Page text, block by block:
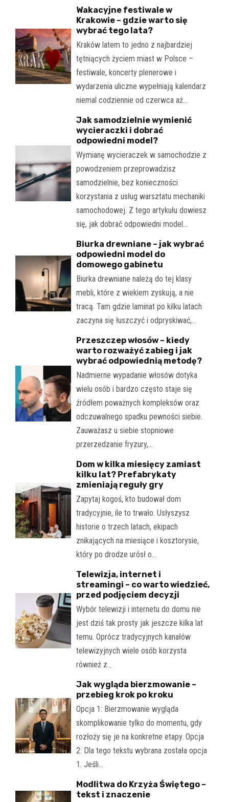
Wakacyjne festiwale w
Krakowie – gdzie warto się
wybrać tego lata?
Kraków latem to jedno z najbardziej
tętniących życiem miast w Polsce –
festiwale, koncerty plenerowe i
wydarzenia uliczne wypełniają kalendarz
niemal codziennie od czerwca aż…
Jak samodzielnie wymienić
wycieraczki i dobrać
odpowiedni model?
Wymianę wycieraczek w samochodzie z
powodzeniem przeprowadzisz
samodzielnie, bez konieczności
korzystania z usług warsztatu mechaniki
samochodowej. Z tego artykułu dowiesz
się, jak dobrać odpowiedni model…
Biurka drewniane – jak wybrać
odpowiedni model do
domowego gabinetu
Biurka drewniane należą do tej klasy
mebli, które z wiekiem zyskują, a nie
tracą. Tam gdzie laminat po kilku latach
zaczyna się łuszczyć i odpryskiwać,…
Przeszczep włosów – kiedy
warto rozważyć zabieg i jak
wybrać odpowiednią metodę?
Nadmierne wypadanie włosów dotyka
wielu osób i bardzo często staje się
źródłem poważnych kompleksów oraz
odczuwalnego spadku pewności siebie.
Zauważasz u siebie stopniowe
przerzedzanie fryzury,…
Dom w kilka miesięcy zamiast
kilku lat? Prefabrykaty
zmieniają reguły gry
Zapytaj kogoś, kto budował dom
tradycyjnie, ile to trwało. Usłyszysz
historie o trzech latach, ekipach
znikających na miesiące i kosztorysie,
który po drodze urósł o…
Telewizja, internet i
streamingi – co warto wiedzieć,
przed podjęciem decyzji
Wybór telewizji i internetu do domu nie
jest dziś tak prosty jak jeszcze kilka lat
temu. Oprócz tradycyjnych kanałów
telewizyjnych wiele osób korzysta
również z…
Jak wygląda bierzmowanie –
przebieg krok po kroku
Opcja 1: Bierzmowanie wygląda
skomplikowanie tylko do momentu, gdy
rozłoży się je na konkretne etapy. Opcja
2: Dla tego tekstu wybrana została opcja
1. Jeśli…
Modlitwa do Krzyża Świętego –
tekst i znaczenie